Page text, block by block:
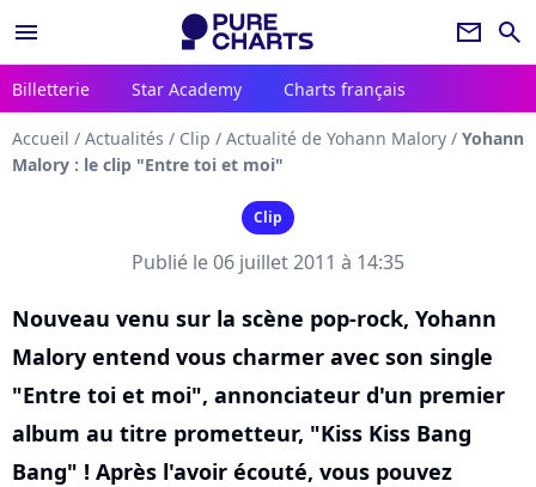
menu newsletter search
Billetterie Star Academy Charts français
Accueil / Actualités / Clip / Actualité de Yohann Malory / Yohann
Malory : le clip "Entre toi et moi"
Clip
Publié le 06 juillet 2011 à 14:35
Nouveau venu sur la scène pop-rock, Yohann
Malory entend vous charmer avec son single
"Entre toi et moi", annonciateur d'un premier
album au titre prometteur, "Kiss Kiss Bang
Bang" ! Après l'avoir écouté, vous pouvez